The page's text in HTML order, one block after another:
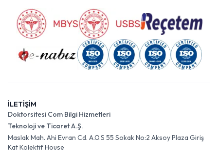
İLETİŞİM
Doktorsitesi Com Bilgi Hizmetleri
Teknoloji ve Ticaret A.Ş.
Maslak Mah. Ahi Evran Cd. A.O.S 55 Sokak No:2 Aksoy Plaza Giriş
Kat Kolektif House